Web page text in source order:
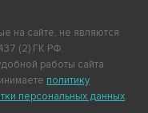
на сайте, не являются
(2) ГК РФ.
работы сайта.
политику
персональных данных.